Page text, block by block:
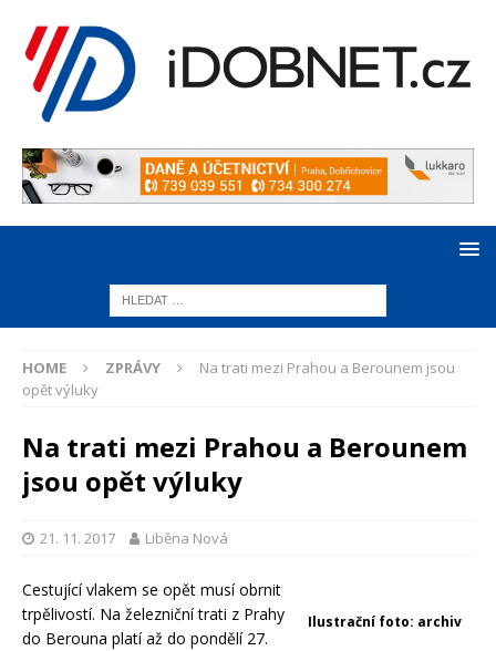
HOME ZPRÁVY
Na trati mezi Prahou a Berounem jsou
opět výluky
Na trati mezi Prahou a Berounem
jsou opět výluky
21. 11. 2017 Liběna Nová
Ilustrační foto: archiv
Cestující vlakem se opět musí obrnit
trpělivostí. Na železniční trati z Prahy
do Berouna platí až do pondělí 27.